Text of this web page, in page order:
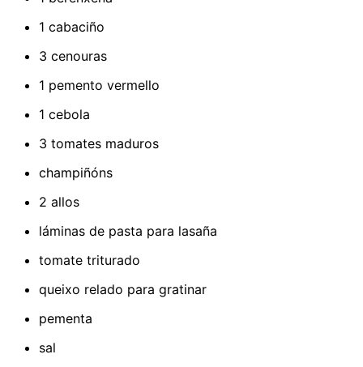
1 cabaciño
3 cenouras
1 pemento vermello
1 cebola
3 tomates maduros
champiñóns
2 allos
láminas de pasta para lasaña
tomate triturado
queixo relado para gratinar
pementa
sal